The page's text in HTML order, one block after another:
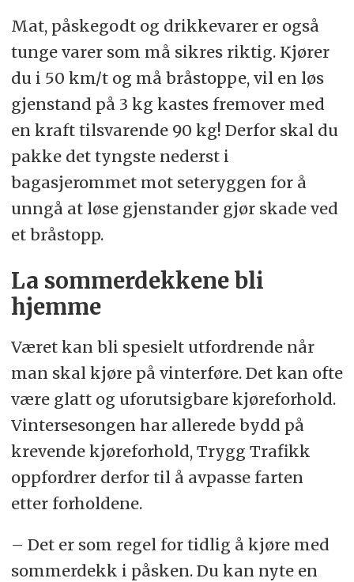
Mat, påskegodt og drikkevarer er også
tunge varer som må sikres riktig. Kjører
du i 50 km/t og må bråstoppe, vil en løs
gjenstand på 3 kg kastes fremover med
en kraft tilsvarende 90 kg! Derfor skal du
pakke det tyngste nederst i
bagasjerommet mot seteryggen for å
unngå at løse gjenstander gjør skade ved
et bråstopp.
La sommerdekkene bli
hjemme
Været kan bli spesielt utfordrende når
man skal kjøre på vinterføre. Det kan ofte
være glatt og uforutsigbare kjøreforhold.
Vintersesongen har allerede bydd på
krevende kjøreforhold, Trygg Trafikk
oppfordrer derfor til å avpasse farten
etter forholdene.
– Det er som regel for tidlig å kjøre med
sommerdekk i påsken. Du kan nyte en